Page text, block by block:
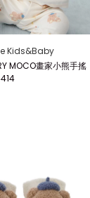
Kids&Baby
MOCO畫家小熊手搖